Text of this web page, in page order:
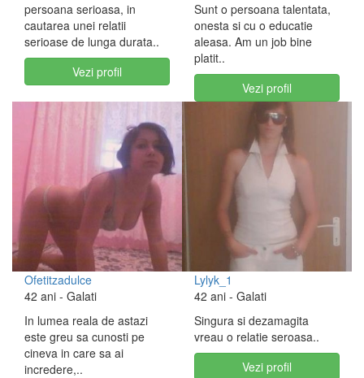
persoana serioasa, in
cautarea unei relatii
serioase de lunga durata..
Vezi profil
Sunt o persoana talentata,
onesta si cu o educatie
aleasa. Am un job bine
platit..
Vezi profil
Ofetitzadulce
42 ani - Galati
In lumea reala de astazi
este greu sa cunosti pe
cineva in care sa ai
incredere,..
Lylyk_1
42 ani - Galati
Singura si dezamagita
vreau o relatie seroasa..
Vezi profil